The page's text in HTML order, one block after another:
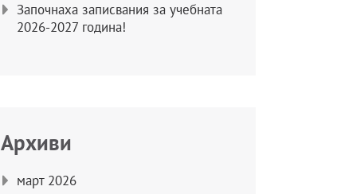
Започнаха записвания за учебната
2026-2027 година!
Архиви
март 2026